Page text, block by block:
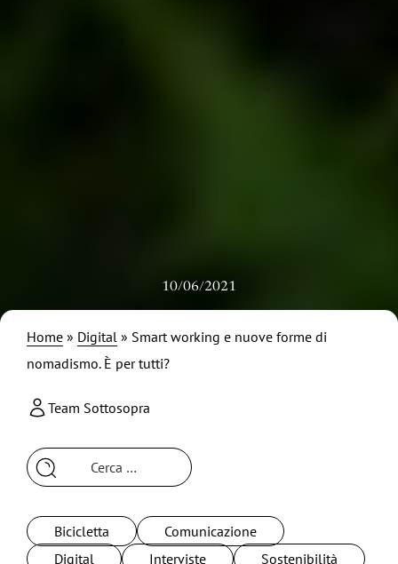
10/06/2021
Home » Digital » Smart working e nuove forme di
nomadismo. È per tutti?
Team Sottosopra
per:
Bicicletta
Comunicazione
Digital
Interviste Sostenibilità